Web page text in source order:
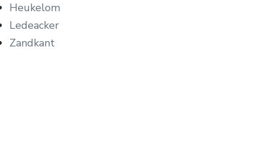
Heukelom
Ledeacker
Zandkant